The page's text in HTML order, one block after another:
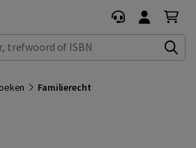
of ISBN
Familierecht